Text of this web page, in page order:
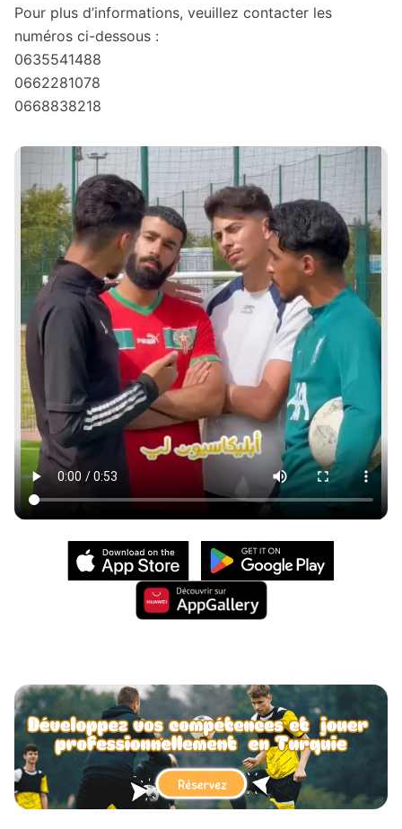
Pour plus d’informations, veuillez contacter les
numéros ci-dessous :
0635541488
0662281078
0668838218